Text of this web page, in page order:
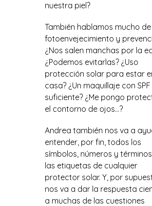
nuestra piel?
También hablamos mucho de
fotoenvejecimiento y
¿Nos salen manchas por la
¿Podemos evitarlas? ¿Uso
protección solar para estar
casa? ¿Un maquillaje con SPF
suficiente? ¿Me pongo
el contorno de ojos…?
Andrea también nos va a
entender, por fin, todos los
símbolos, números y
las etiquetas de cualquier
protector solar. Y, por
nos va a dar la respuesta
a muchas de las cuestiones